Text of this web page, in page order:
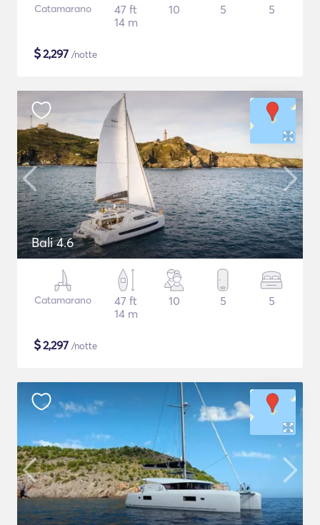
Catamarano
47 ft
14 m
10 5 5
$2,297 /notte
Bali 4.6
Catamarano
47 ft
14 m
10 5 5
$2,297 /notte